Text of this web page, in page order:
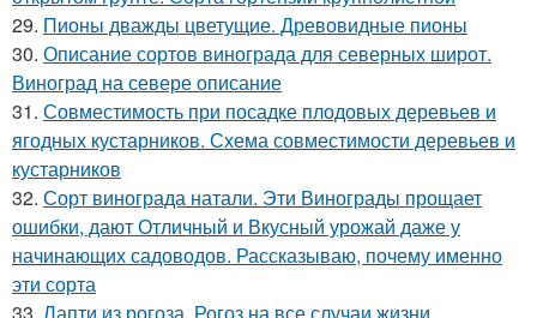
29. Пионы дважды цветущие. Древовидные пионы
30. Описание сортов винограда для северных широт.
Виноград на севере описание
31. Совместимость при посадке плодовых деревьев и
ягодных кустарников. Схема совместимости деревьев и
кустарников
32. Сорт винограда натали. Эти Винограды прощает
ошибки, дают Отличный и Вкусный урожай даже у
начинающих садоводов. Рассказываю, почему именно
эти сорта